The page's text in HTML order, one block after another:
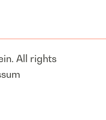
All rights